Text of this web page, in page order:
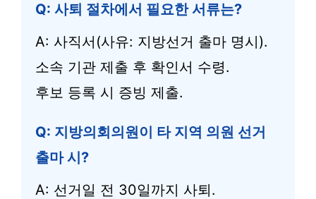
Q: 사퇴 절차에서 필요한 서류는?
A: 사직서(사유: 지방선거 출마 명시).
소속 기관 제출 후 확인서 수령.
후보 등록 시 증빙 제출.
Q: 지방의회의원이 타 지역 의원 선거
출마 시?
A: 선거일 전 30일까지 사퇴.